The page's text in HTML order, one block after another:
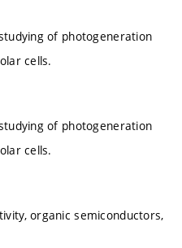
of photogeneration
cells.
of photogeneration
cells.
organic semiconductors,